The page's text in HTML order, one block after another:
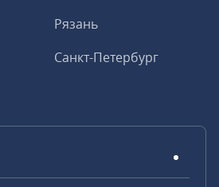
Рязань
Санкт-Петербург